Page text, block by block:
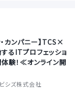
カンパニー】TCS×
るITプロフェッショ
験！≪オンライン開
シズ株式会社